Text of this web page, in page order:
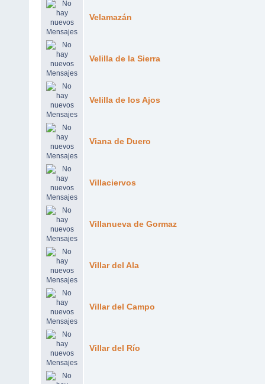
Velamazán
Velilla de la Sierra
Velilla de los Ajos
Viana de Duero
Villaciervos
Villanueva de Gormaz
Villar del Ala
Villar del Campo
Villar del Río